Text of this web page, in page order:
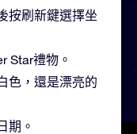
按刷新鍵選擇坐
Star禮物。
色，還是漂亮的
期。